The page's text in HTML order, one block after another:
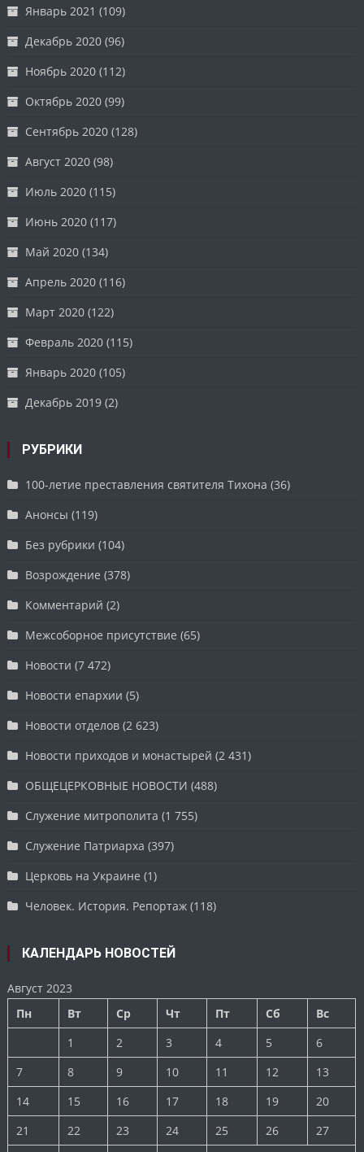
Январь 2021 (109)
Декабрь 2020 (96)
Ноябрь 2020 (112)
Октябрь 2020 (99)
Сентябрь 2020 (128)
Август 2020 (98)
Июль 2020 (115)
Июнь 2020 (117)
Май 2020 (134)
Апрель 2020 (116)
Март 2020 (122)
Февраль 2020 (115)
Январь 2020 (105)
Декабрь 2019 (2)
РУБРИКИ
100-летие преставления святителя Тихона (36)
Анонсы (119)
Без рубрики (104)
Возрождение (378)
Комментарий (2)
Межсоборное присутствие (65)
Новости (7 472)
Новости епархии (5)
Новости отделов (2 623)
Новости приходов и монастырей (2 431)
ОБЩЕЦЕРКОВНЫЕ НОВОСТИ (488)
Служение митрополита (1 755)
Служение Патриарха (397)
Церковь на Украине (1)
Человек. История. Репортаж (118)
КАЛЕНДАРЬ НОВОСТЕЙ
Август 2023
Пн
Вт Ср Чт Пт Сб
Вс
1
2 3 4 5
6
7
8 9 10 11 12
13
14
15 16 17 18 19
20
21
22 23 24 25 26
27